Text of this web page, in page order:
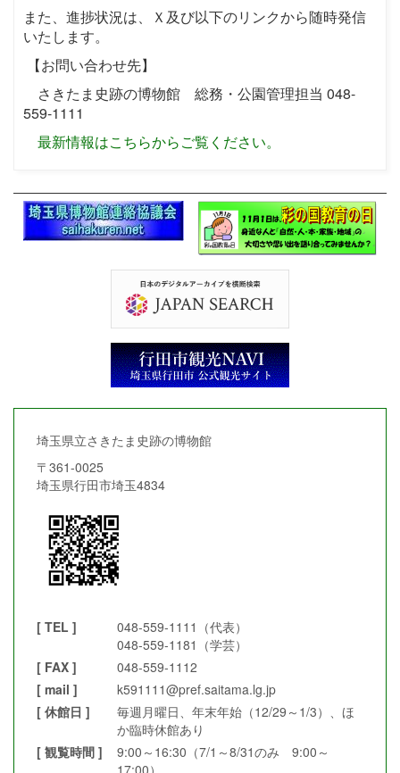
また、進捗状況は、Ｘ及び以下のリンクから随時発信
いたします。
【お問い合わせ先】
さきたま史跡の博物館 総務・公園管理担当 048-
559-1111
最新情報はこちらからご覧ください。
埼玉県立さきたま史跡の博物館
〒361-0025
埼玉県行田市埼玉4834
[ TEL ]
048-559-1111（代表）
048-559-1181（学芸）
[ FAX ]
048-559-1112
[ mail ]
k591111@pref.saitama.lg.jp
[ 休館日 ]
毎週月曜日、年末年始（12/29～1/3）、ほ
か臨時休館あり
[ 観覧時間 ]
9:00～16:30（7/1～8/31のみ 9:00～
17:00）